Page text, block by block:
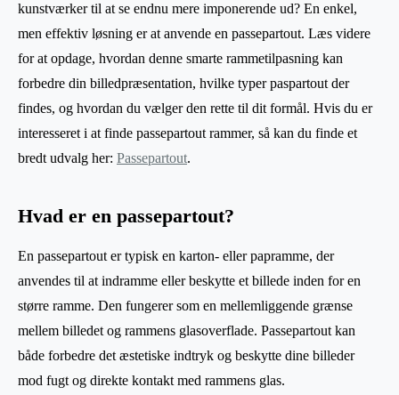
kunstværker til at se endnu mere imponerende ud? En enkel,
men effektiv løsning er at anvende en passepartout. Læs videre
for at opdage, hvordan denne smarte rammetilpasning kan
forbedre din billedpræsentation, hvilke typer paspartout der
findes, og hvordan du vælger den rette til dit formål. Hvis du er
interesseret i at finde passepartout rammer, så kan du finde et
bredt udvalg her: Passepartout.
Hvad er en passepartout?
En passepartout er typisk en karton- eller papramme, der
anvendes til at indramme eller beskytte et billede inden for en
større ramme. Den fungerer som en mellemliggende grænse
mellem billedet og rammens glasoverflade. Passepartout kan
både forbedre det æstetiske indtryk og beskytte dine billeder
mod fugt og direkte kontakt med rammens glas.